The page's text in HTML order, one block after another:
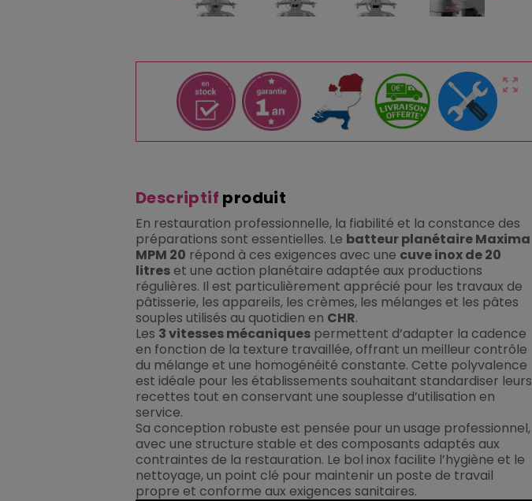
zoom_out_map
Descriptif produit
En restauration professionnelle, la fiabilité et la constance des
préparations sont essentielles. Le batteur planétaire Maxima
MPM 20 répond à ces exigences avec une cuve inox de 20
litreset une action planétaire adaptée aux productions
régulières. Il est particulièrement apprécié pour les travaux de
pâtisserie, les appareils, les crèmes, les mélanges et les pâtes
souples utilisés au quotidien en CHR.
Les 3 vitesses mécaniques permettent d’adapter la cadence
en fonction de la texture travaillée, offrant un meilleur contrôle
du mélange et une homogénéité constante. Cette polyvalence
est idéale pour les établissements souhaitant standardiser leurs
recettes tout en conservant une souplesse d’utilisation en
service.
Sa conception robuste est pensée pour un usage professionnel,
avec une structure stable et des composants adaptés aux
contraintes de la restauration. Le bol inox facilite l’hygiène et le
nettoyage, un point clé pour maintenir un poste de travail
propre et conforme aux exigences sanitaires.